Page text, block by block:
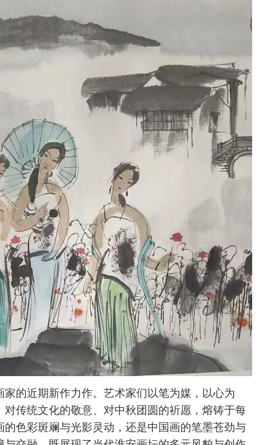
的近期新作力作。艺术家们以笔为媒，以心为
传统文化的敬意、对中秋团圆的祈愿，熔铸于每
色彩斑斓与光影灵动，还是中国画的笔墨苍劲与